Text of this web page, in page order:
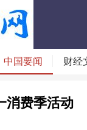
中国要闻 财经
消费季活动